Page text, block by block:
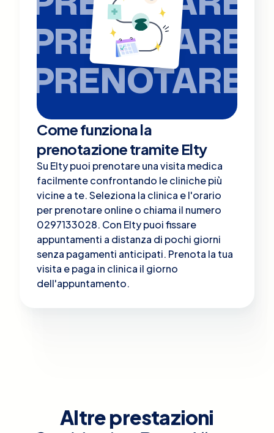
PRENOTARE
PRENOTARE
Come funziona la
prenotazione tramite Elty
Su Elty puoi prenotare una visita medica
facilmente confrontando le cliniche più
vicine a te. Seleziona la clinica e l'orario
per prenotare online o chiama il numero
0297133028. Con Elty puoi fissare
appuntamenti a distanza di pochi giorni
senza pagamenti anticipati. Prenota la tua
visita e paga in clinica il giorno
dell'appuntamento.
Altre prestazioni